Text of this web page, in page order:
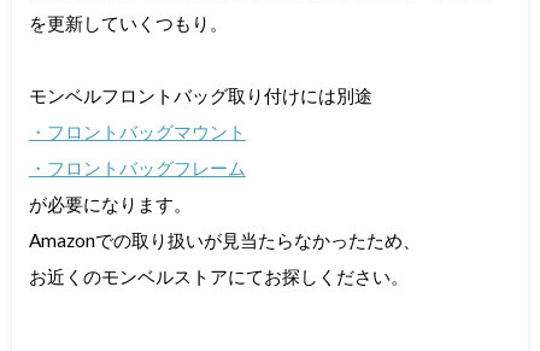
を更新していくつもり。
モンベルフロントバッグ取り付けには別途
・フロントバッグマウント
・フロントバッグフレーム
が必要になります。
Amazonでの取り扱いが見当たらなかったため、
お近くのモンベルストアにてお探しください。